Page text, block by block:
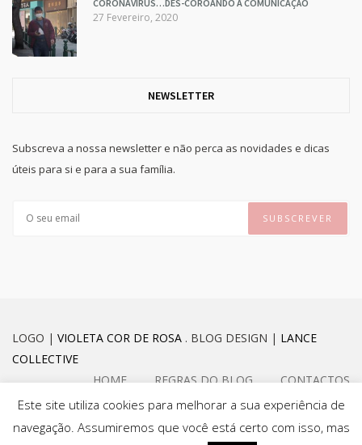
CORONAVÍRUS…DES-COROANDO A COMUNICAÇÃO
27 Fevereiro, 2020
NEWSLETTER
Subscreva a nossa newsletter e não perca as novidades e dicas
úteis para si e para a sua família.
LOGO | VIOLETA COR DE ROSA . BLOG DESIGN | LANCE
COLLECTIVE
HOME
REGRAS DO BLOG CONTACTOS
Este site utiliza cookies para melhorar a sua experiência de
navegação. Assumiremos que você está certo com isso, mas